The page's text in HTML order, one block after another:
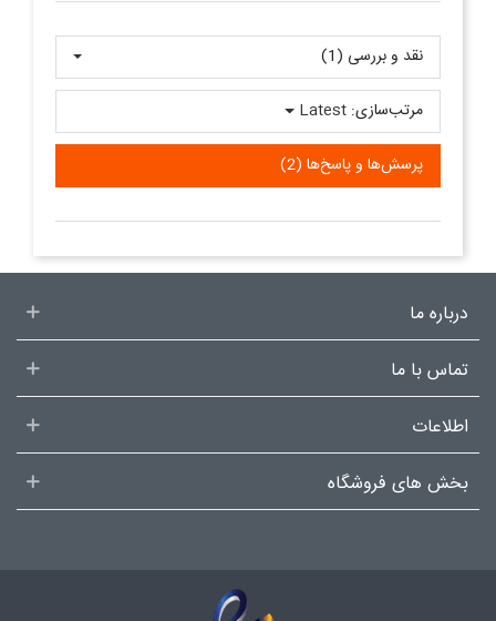
نقد و بررسی‌‌ (1)
پرسش‌ها و پاسخ‌ها (2)
مرتب‌سازی: Latest
درباره ما
تماس با ما
اطلاعات
بخش های فروشگاه